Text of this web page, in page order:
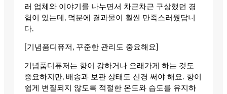
러 업체와 이야기를 나누면서 차근차근 구상했던 경
험이 있는데, 덕분에 결과물이 훨씬 만족스러웠답니
다.
[기념품디퓨저, 꾸준한 관리도 중요해요]
기념품디퓨저는 향이 강하거나 오래가게 하는 것도
중요하지만, 배송과 보관 상태도 신경 써야 해요. 향이
쉽게 변질되지 않도록 적절한 온도와 습도를 유지하